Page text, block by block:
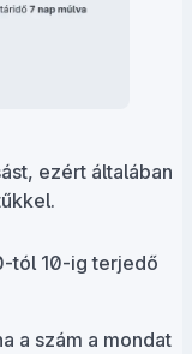
ezért általában
tól 10-ig terjedő
a szám a mondat